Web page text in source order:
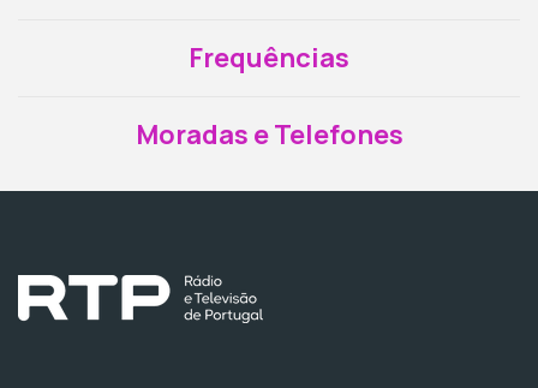
Frequências
Moradas e Telefones